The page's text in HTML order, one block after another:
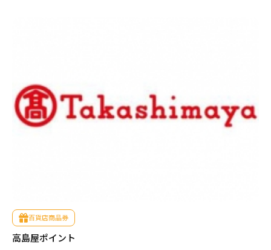
百貨店商品券
高島屋ポイント